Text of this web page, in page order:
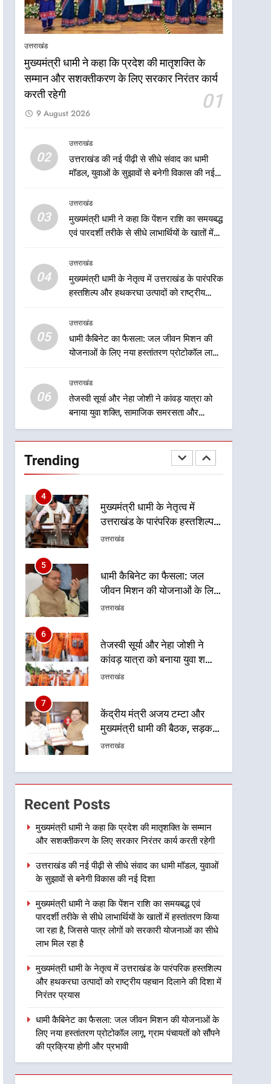
उत्तराखंड
मुख्यमंत्री धामी ने कहा कि प्रदेश की मातृशक्ति के
सम्मान और सशक्तीकरण के लिए सरकार निरंतर कार्य
करती रहेगी
01
9 August 2026
02
उत्तराखंड
उत्तराखंड की नई पीढ़ी से सीधे संवाद का धामी
मॉडल, युवाओं के सुझावों से बनेगी विकास की नई
03
उत्तराखंड
मुख्यमंत्री धामी ने कहा कि पेंशन राशि का समयबद्ध
एवं पारदर्शी तरीके से सीधे लाभार्थियों के खातों में
सरकारी योजनाओं का सीधे लाभ मिल रहा है
04
उत्तराखंड
मुख्यमंत्री धामी के नेतृत्व में उत्तराखंड के पारंपरिक
हस्तशिल्प और हथकरघा उत्पादों को राष्ट्रीय
05
उत्तराखंड
धामी कैबिनेट का फैसला: जल जीवन मिशन की
योजनाओं के लिए नया हस्तांतरण प्रोटोकॉल लागू,
प्रभावी
06
उत्तराखंड
तेजस्वी सूर्या और नेहा जोशी ने कांवड़ यात्रा को
बनाया युवा शक्ति, सामाजिक समरसता और
भारतीय संस्कृति का सशक्त संदेश
Trending
प्रक्रिया होगी और प्रभावी
6
तेजस्वी सूर्या और नेहा जोशी ने
संस्कृति का सशक्त संदेश
उत्तराखंड
7
मुख्यमंत्री धामी की बैठक, सड़क
8
एमडीडीए बोर्ड बैठक में 25 विकास
प्रस्तावों को मिली मंजूरी, देहरादून-
1
मुख्यमंत्री धामी ने कहा कि प्रदेश
निरंतर कार्य करती रहेगी
2
उत्तराखंड की नई पीढ़ी से सीधे
दिशा
उत्तराखंड
तरीके से सीधे लाभार्थियों के खातों
में हस्तांतरण किया जा रहा है,
जिससे पात्र लोगों को सरकारी
योजनाओं का सीधे लाभ मिल रहा है
उत्तराखंड
4
मुख्यमंत्री धामी के नेतृत्व में
उत्तराखंड के पारंपरिक हस्तशिल्प
और हथकरघा उत्पादों को राष्ट्रीय
5
धामी कैबिनेट का फैसला: जल
जीवन मिशन की योजनाओं के लिए
नया हस्तांतरण प्रोटोकॉल लागू,
उत्तराखंड
6
तेजस्वी सूर्या और नेहा जोशी ने
कांवड़ यात्रा को बनाया युवा शक्ति,
सामाजिक समरसता और भारतीय
उत्तराखंड
7
केंद्रीय मंत्री अजय टम्टा और
मुख्यमंत्री धामी की बैठक, सड़क
परियोजनाओं पर हुआ मंथन
उत्तराखंड
8
एमडीडीए बोर्ड बैठक में 25 विकास
प्रस्तावों को मिली मंजूरी, देहरादून-
मसूरी के नियोजित विकास को
उत्तराखंड
1
मुख्यमंत्री धामी ने कहा कि प्रदेश
की मातृशक्ति के सम्मान और
सशक्तीकरण के लिए सरकार
निरंतर कार्य करती रहेगी
2
संवाद का धामी मॉडल, युवाओं के
सुझावों से बनेगी विकास की नई
उत्तराखंड
3
मुख्यमंत्री धामी ने कहा कि पेंशन
राशि का समयबद्ध एवं पारदर्शी
में हस्तांतरण किया जा रहा है,
जिससे पात्र लोगों को सरकारी
4
मुख्यमंत्री धामी के नेतृत्व में
और हथकरघा उत्पादों को राष्ट्रीय
पहचान दिलाने की दिशा में निरंतर
प्रयास
उत्तराखंड
5
जीवन मिशन की योजनाओं के लिए
Recent Posts
मुख्यमंत्री धामी ने कहा कि प्रदेश की मातृशक्ति के सम्मान
और सशक्तीकरण के लिए सरकार निरंतर कार्य करती रहेगी
उत्तराखंड की नई पीढ़ी से सीधे संवाद का धामी मॉडल, युवाओं
के सुझावों से बनेगी विकास की नई दिशा
मुख्यमंत्री धामी ने कहा कि पेंशन राशि का समयबद्ध एवं
पारदर्शी तरीके से सीधे लाभार्थियों के खातों में हस्तांतरण किया
जा रहा है, जिससे पात्र लोगों को सरकारी योजनाओं का सीधे
लाभ मिल रहा है
मुख्यमंत्री धामी के नेतृत्व में उत्तराखंड के पारंपरिक हस्तशिल्प
और हथकरघा उत्पादों को राष्ट्रीय पहचान दिलाने की दिशा में
निरंतर प्रयास
धामी कैबिनेट का फैसला: जल जीवन मिशन की योजनाओं के
लिए नया हस्तांतरण प्रोटोकॉल लागू, ग्राम पंचायतों को सौंपने
की प्रक्रिया होगी और प्रभावी